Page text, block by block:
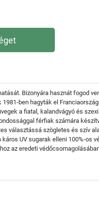
Bizonyára hasznát fogod
ben hagyták el
a fiatal, kalandvágyó és
férfiak számára
választássá szögletes és szív
UV sugarak elleni 100%-os
az eredeti